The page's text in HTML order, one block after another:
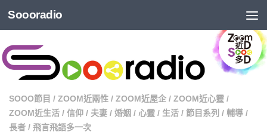
Soooradio
SOOO節目 / ZOOM近兩性 / ZOOM近屋企 / ZOOM近心靈 /
ZOOM近生活 / 信仰 / 夫妻 / 婚姻 / 心靈 / 生活 / 節目系列 / 輔導 /
長者 / 飛言飛語多一次